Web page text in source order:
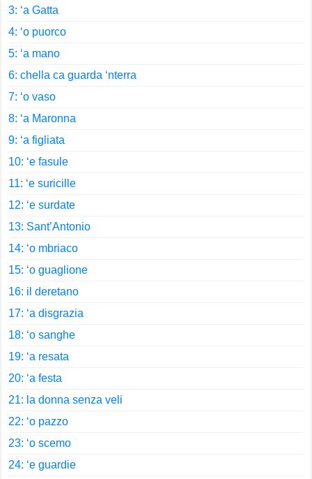
3: ‘a Gatta
4: ‘o puorco
5: ‘a mano
6: chella ca guarda ‘nterra
7: ‘o vaso
8: ‘a Maronna
9: ‘a figliata
10: ‘e fasule
11: ‘e suricille
12: ‘e surdate
13: Sant’Antonio
14: ‘o mbriaco
15: ‘o guaglione
16: il deretano
17: ‘a disgrazia
18: ‘o sanghe
19: ‘a resata
20: ‘a festa
21: la donna senza veli
22: ‘o pazzo
23: ‘o scemo
24: ‘e guardie